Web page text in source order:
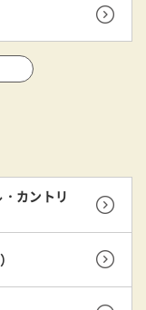
カントリ